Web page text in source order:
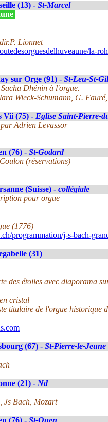
(13) - St-Marcel
Lionnet
la-
sur Orge (91) - St-Leu-St-
Dhénin à l'orgue.
Wieck-Schumann, G.
Vii (75) - Eglise Saint-Pierre-
Adrien Levassor
(76) - St-Godard
(réservations)
(Suisse) - collégiale
pour orgue
(1776)
programmation/j-s-bach-
(31)
des étoiles avec diaporama
cristal
titulaire de l'orgue historique
(67) - St-Pierre-le-Jeune
(21) - Nd
Js Bach, Mozart
(76) - St-Ouen